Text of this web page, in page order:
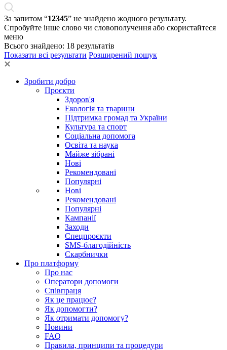
За запитом “12345” не знайдено жодного результату.
Спробуйте інше слово чи словополучення або скористайтеся
меню
Всього знайдено: 18 результатів
Показати всі результати Розширений пошук
Зробити добро
Проєкти
Здоров'я
Екологія та тварини
Підтримка громад та України
Культура та спорт
Соціальна допомога
Освіта та наука
Майже зібрані
Нові
Рекомендовані
Популярні
Нові
Рекомендовані
Популярні
Кампанії
Заходи
Спецпроєкти
SMS-благодійність
Скарбнички
Про платформу
Про нас
Оператори допомоги
Співпраця
Як це працює?
Як допомогти?
Як отримати допомогу?
Новини
FAQ
Правила, принципи та процедури